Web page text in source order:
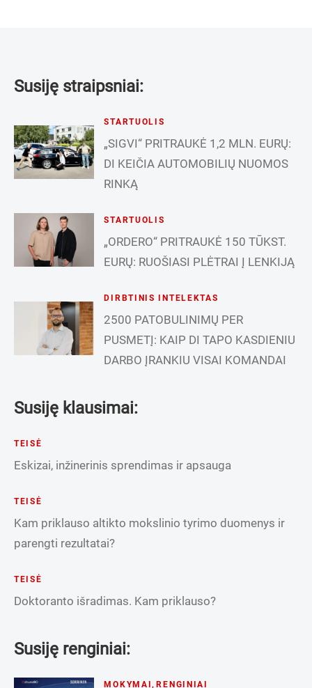
Susiję straipsniai:
STARTUOLIS
„SIGVI“ PRITRAUKĖ 1,2 MLN. EURŲ:
DI KEIČIA AUTOMOBILIŲ NUOMOS
RINKĄ
STARTUOLIS
„ORDERO“ PRITRAUKĖ 150 TŪKST.
EURŲ: RUOŠIASI PLĖTRAI Į LENKIJĄ
DIRBTINIS INTELEKTAS
2500 PATOBULINIMŲ PER
PUSMETĮ: KAIP DI TAPO KASDIENIU
DARBO ĮRANKIU VISAI KOMANDAI
Susiję klausimai:
TEISĖ
Eskizai, inžinerinis sprendimas ir apsauga
TEISĖ
Kam priklauso altikto mokslinio tyrimo duomenys ir
parengti rezultatai?
TEISĖ
Doktoranto išradimas. Kam priklauso?
Susiję renginiai:
MOKYMAI ,RENGINIAI